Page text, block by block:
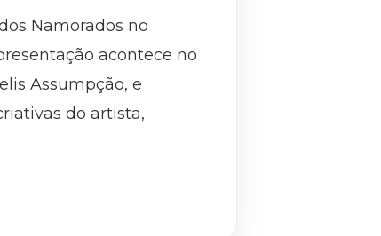
Namorados no
acontece no
Assumpção, e
do artista,